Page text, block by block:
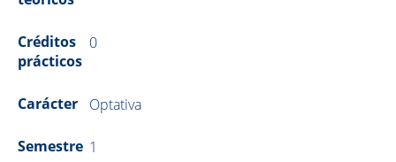
Créditos
prácticos
0
Carácter Optativa
Semestre 1